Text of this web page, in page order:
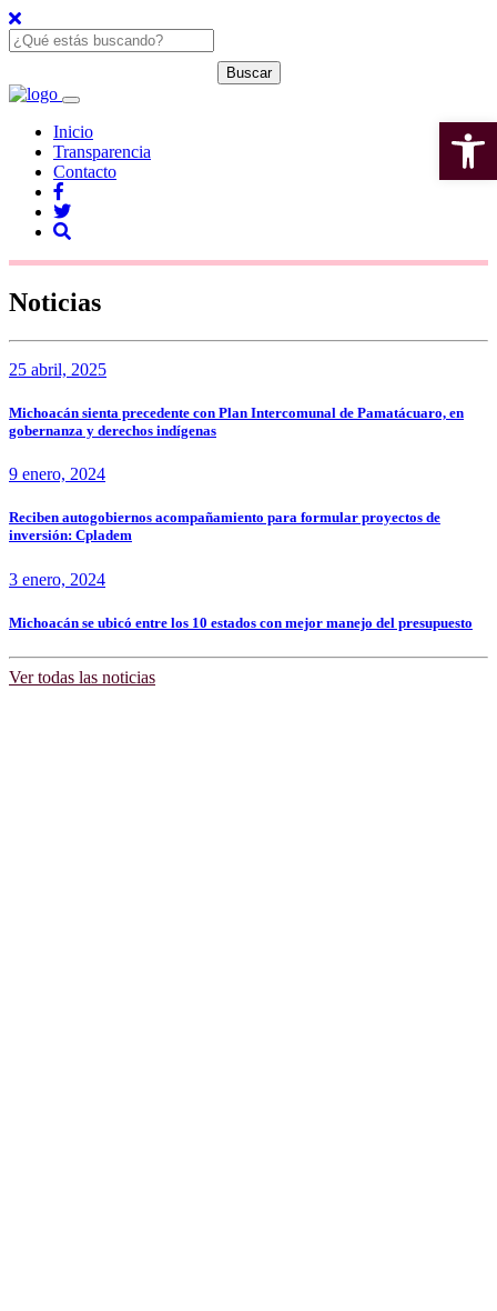
Inicio
Transparencia
Contacto
Noticias
25 abril, 2025
Michoacán sienta precedente con Plan Intercomunal de Pamatácuaro, en
gobernanza y derechos indígenas
9 enero, 2024
Reciben autogobiernos acompañamiento para formular proyectos de
inversión: Cpladem
3 enero, 2024
Michoacán se ubicó entre los 10 estados con mejor manejo del presupuesto
Ver todas las noticias